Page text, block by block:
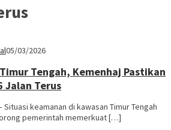
05/03/2026
Tengah, Kemenhaj Pastikan
Jalan Terus
Situasi keamanan di kawasan Timur Tengah
pemerintah memerkuat […]